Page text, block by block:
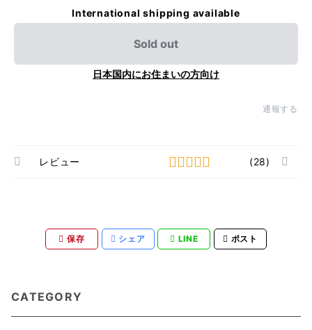
International shipping available
Sold out
日本国内にお住まいの方向け
通報する
レビュー (28)
保存 シェア LINE ポスト
CATEGORY